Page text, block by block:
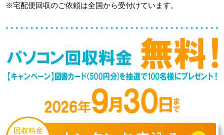
※宅配便回収のご依頼は全国から受付けています。